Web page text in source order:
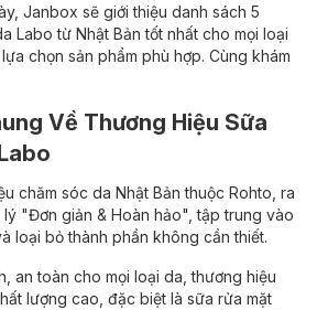
Janbox sẽ giới thiệu danh sách 5
Labo từ Nhật Bản tốt nhất cho mọi loại
chọn sản phẩm phù hợp. Cùng khám
Về Thương Hiệu Sữa
chăm sóc da Nhật Bản thuộc Rohto, ra
lý "Đơn giản & Hoàn hảo", tập trung vào
loại bỏ thành phần không cần thiết.
an toàn cho mọi loại da, thương hiệu
lượng cao, đặc biệt là sữa rửa mặt